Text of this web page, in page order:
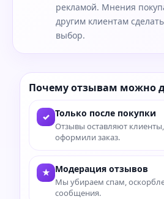
рекламой. Мнения
другим клиентам
выбор.
Почему отзывам можно
✓ Только после покупки
Отзывы оставляют
оформили заказ.
★ Модерация отзывов
Мы убираем спам,
сообщения.